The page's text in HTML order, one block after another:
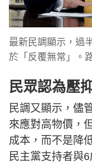
最新民調顯示，過
於「反覆無常」。
民眾認為壓
民調又顯示，儘
來應對高物價，
成本，而不是降
民主黨支持者與